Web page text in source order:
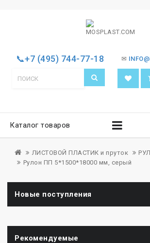
📞+7 (495) 744-77-18 ✉
Каталог товаров
ЛИСТОВОЙ ПЛАСТИК и пруток
Рулон ПП 5*1500*18000 мм, серый
Новые поступления
Рекомендуемые